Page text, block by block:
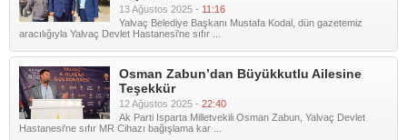
13 Ağustos 2025 - 11:16
Yalvaç Belediye Başkanı Mustafa Kodal, dün gazetemiz
aracılığıyla Yalvaç Devlet Hastanesi'ne sıfır ...
Osman Zabun’dan Büyükkutlu Ailesine
Teşekkür
12 Ağustos 2025 - 22:40
Ak Parti Isparta Milletvekili Osman Zabun, Yalvaç Devlet
Hastanesi'ne sıfır MR Cihazı bağışlama kar ...